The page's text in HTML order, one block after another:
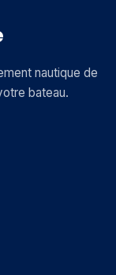
nautique de
bateau.